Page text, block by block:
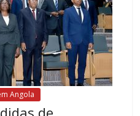
Angola
de